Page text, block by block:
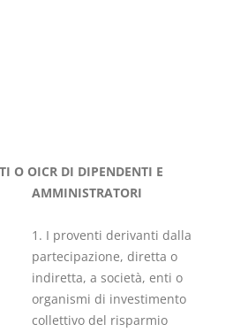
O OICR DI DIPENDENTI E
AMMINISTRATORI
1. I proventi derivanti dalla
partecipazione, diretta o
indiretta, a società, enti o
organismi di investimento
collettivo del risparmio
Le Società di
Persone